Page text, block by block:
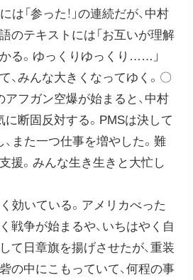
は「参った！」の連続だが、中村
のテキストには「お互いが理解
る。ゆっくりゆっくり……」
、みんな大きくなってゆく。〇
アフガン空爆が始まると、中村
に断固反対する。PMSは決して
、また一つ仕事を増やした。難
援。みんな生き生きと大忙し
効いている。アメリカべった
戦争が始まるや、いちはやく自
て日章旗を揚げさせたが、重装
の中にこもっていて、何程の事